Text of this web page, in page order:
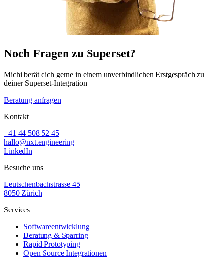
Noch Fragen zu Superset?
Michi berät dich gerne in einem unverbindlichen Erstgespräch zu
deiner Superset-Integration.
Beratung anfragen
Kontakt
+41 44 508 52 45
hallo@nxt.engineering
LinkedIn
Besuche uns
Leutschenbachstrasse 45
8050 Zürich
Services
Softwareentwicklung
Beratung & Sparring
Rapid Prototyping
Open Source Integrationen